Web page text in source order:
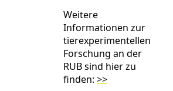
Weitere
Informationen zur
tierexperimentellen
Forschung an der
RUB sind hier zu
finden: >>